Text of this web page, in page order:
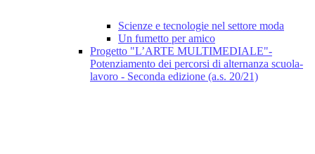
Scienze e tecnologie nel settore moda
Un fumetto per amico
Progetto "L’ARTE MULTIMEDIALE"-
Potenziamento dei percorsi di alternanza scuola-
lavoro - Seconda edizione (a.s. 20/21)